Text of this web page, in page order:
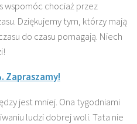
wspomóc chociaż przez
Dziękujemy tym, którzy mają
do czasu pomagają. Niech
Zapraszamy!
jest mniej. Ona tygodniami
ludzi dobrej woli. Tata nie